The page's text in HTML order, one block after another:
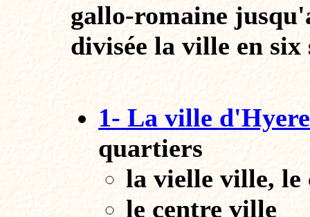
gallo-romaine
divisée la ville en six
1- La ville
quartiers
la vielle ville, le
le centre ville